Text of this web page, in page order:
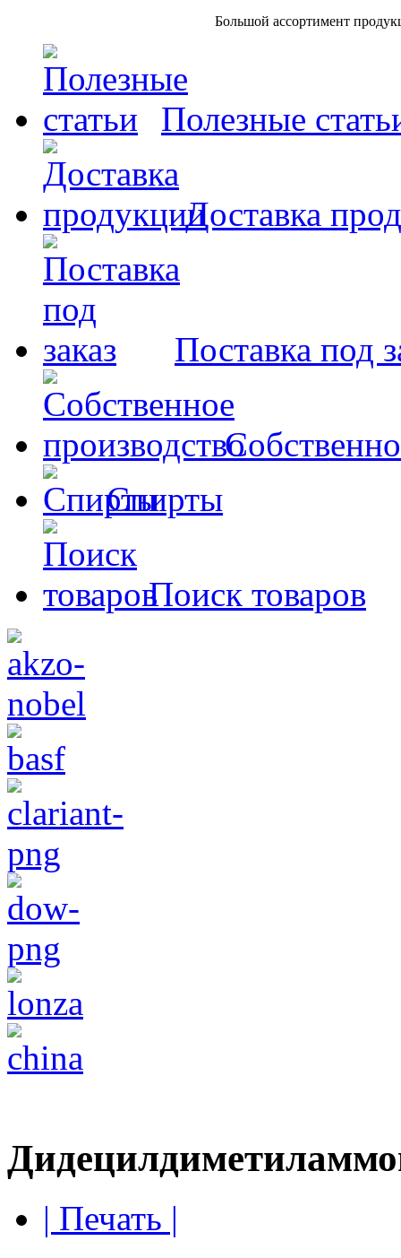
Большой ассортимент
Полезные
Доставка
Поставка под
Спирты
Поиск товаров
| Печать |